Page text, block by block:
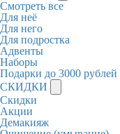
Смотреть все
Для неё
Для него
Для подростка
Адвенты
Наборы
Подарки до 3000 рублей
СКИДКИ
Скидки
Акции
Демакияж